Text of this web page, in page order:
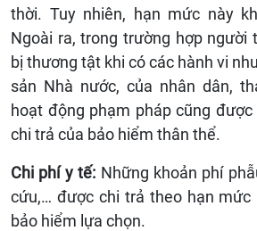
thời. Tuy nhiên, hạn mức này
Ngoài ra, trong trường hợp người
bị thương tật khi có các hành vi
sản Nhà nước, của nhân dân,
hoạt động phạm pháp cũng
chi trả của bảo hiểm thân thể.
Chi phí y tế: Những khoản phí
cứu,… được chi trả theo hạn mức
bảo hiểm lựa chọn.